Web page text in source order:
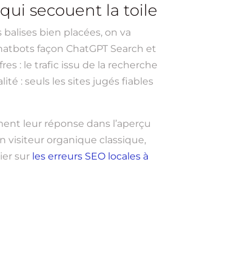
secouent la toile
bien placées, on va
façon ChatGPT Search et
: le trafic issu de la recherche
: seuls les sites jugés fiables
leur réponse dans l’aperçu
visiteur organique classique,
sur les erreurs SEO locales à